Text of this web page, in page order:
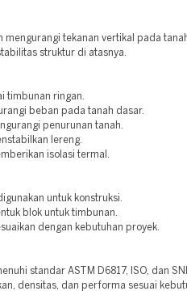
mengurangi tekanan vertikal pada
struktur di atasnya.
timbunan ringan.
beban pada tanah dasar.
penurunan tanah.
lereng.
isolasi termal.
untuk konstruksi.
blok untuk timbunan.
dengan kebutuhan proyek.
standar ASTM D6817, ISO, dan
densitas, dan performa sesuai